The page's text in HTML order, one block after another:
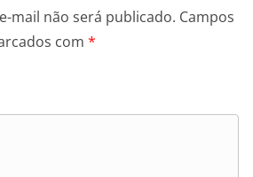
mail não será publicado. Campos
com *